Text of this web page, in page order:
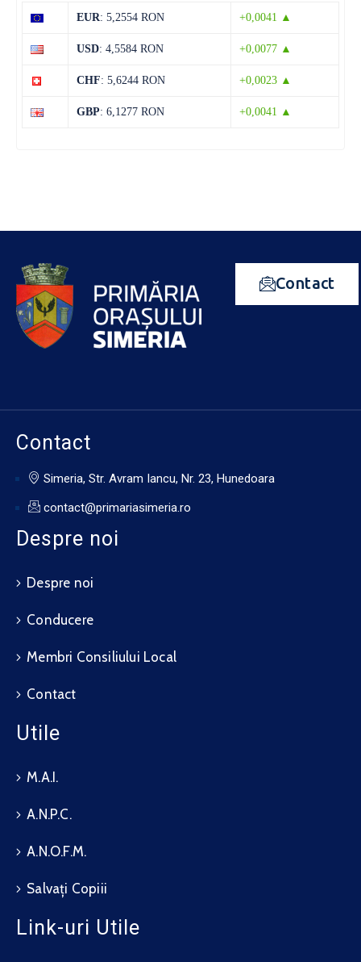
EUR: 5,2554 RON +0,0041 ▲
USD: 4,5584 RON +0,0077 ▲
CHF: 5,6244 RON +0,0023 ▲
GBP: 6,1277 RON +0,0041 ▲
Contact
Contact
Simeria, Str. Avram Iancu, Nr. 23, Hunedoara
contact@primariasimeria.ro
Despre noi
Despre noi
Conducere
Membri Consiliului Local
Contact
Utile
M.A.I.
A.N.P.C.
A.N.O.F.M.
Salvați Copiii
Link-uri Utile